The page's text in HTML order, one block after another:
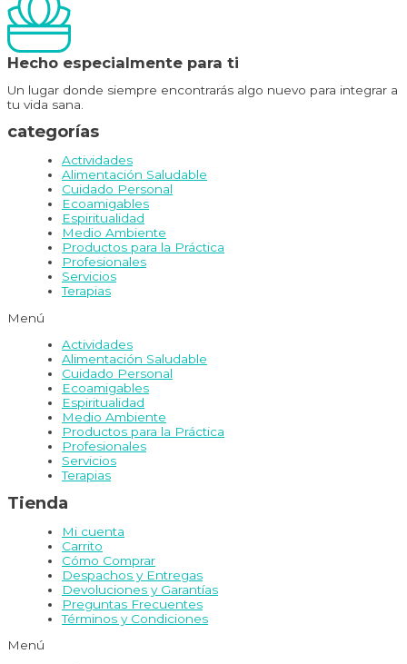
Hecho especialmente para ti
Un lugar donde siempre encontrarás algo nuevo para integrar a
tu vida sana.
categorías
Actividades
Alimentación Saludable
Cuidado Personal
Ecoamigables
Espiritualidad
Medio Ambiente
Productos para la Práctica
Profesionales
Servicios
Terapias
Menú
Actividades
Alimentación Saludable
Cuidado Personal
Ecoamigables
Espiritualidad
Medio Ambiente
Productos para la Práctica
Profesionales
Servicios
Terapias
Tienda
Mi cuenta
Carrito
Cómo Comprar
Despachos y Entregas
Devoluciones y Garantías
Preguntas Frecuentes
Términos y Condiciones
Menú